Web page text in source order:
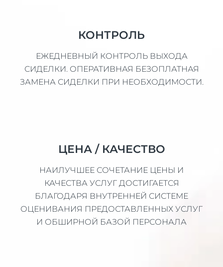
КОНТРОЛЬ
ЕЖЕДНЕВНЫЙ КОНТРОЛЬ ВЫХОДА
СИДЕЛКИ. ОПЕРАТИВНАЯ БЕЗОПЛАТНАЯ
ЗАМЕНА СИДЕЛКИ ПРИ НЕОБХОДИМОСТИ.
ЦЕНА / КАЧЕСТВО
НАИЛУЧШЕЕ СОЧЕТАНИЕ ЦЕНЫ И
КАЧЕСТВА УСЛУГ ДОСТИГАЕТСЯ
БЛАГОДАРЯ ВНУТРЕННЕЙ СИСТЕМЕ
ОЦЕНИВАНИЯ ПРЕДОСТАВЛЕННЫХ УСЛУГ
И ОБШИРНОЙ БАЗОЙ ПЕРСОНАЛА